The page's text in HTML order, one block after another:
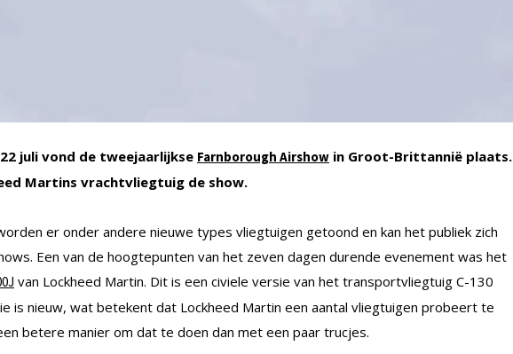
juli vond de tweejaarlijkse Farnborough Airshow in Groot-Brittannië plaats.
Martins vrachtvliegtuig de show.
er onder andere nieuwe types vliegtuigen getoond en kan het publiek zich
Een van de hoogtepunten van het zeven dagen durende evenement was het
van Lockheed Martin. Dit is een civiele versie van het transportvliegtuig C-130
is nieuw, wat betekent dat Lockheed Martin een aantal vliegtuigen probeert te
betere manier om dat te doen dan met een paar trucjes.